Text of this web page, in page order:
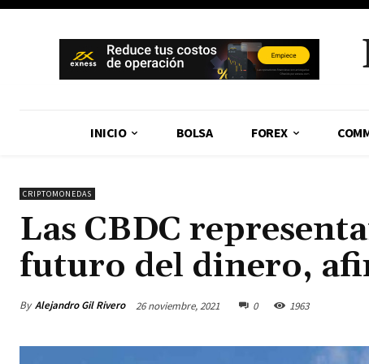
INICIO BOLSA FOREX
CRIPTOMONEDAS
Las CBDC
futuro del dinero,
By Alejandro Gil Rivero 26 noviembre, 2021 0 1963